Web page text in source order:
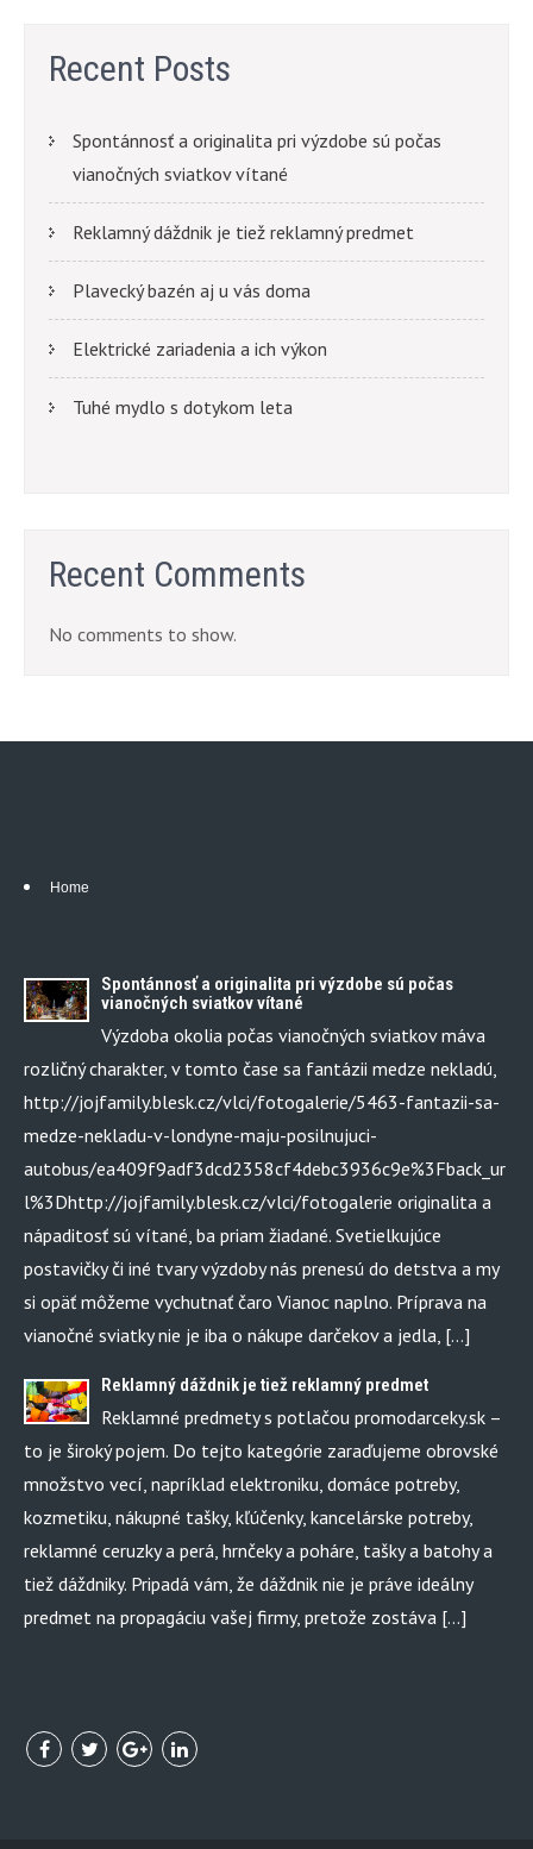
Recent Posts
Spontánnosť a originalita pri výzdobe sú počas
vianočných sviatkov vítané
Reklamný dáždnik je tiež reklamný predmet
Plavecký bazén aj u vás doma
Elektrické zariadenia a ich výkon
Tuhé mydlo s dotykom leta
Recent Comments
No comments to show.
Home
Spontánnosť a originalita pri výzdobe sú počas
vianočných sviatkov vítané
Výzdoba okolia počas vianočných sviatkov máva
rozličný charakter, v tomto čase sa fantázii medze nekladú,
http://jojfamily.blesk.cz/vlci/fotogalerie/5463-fantazii-sa-
medze-nekladu-v-londyne-maju-posilnujuci-
autobus/ea409f9adf3dcd2358cf4debc3936c9e%3Fback_ur
l%3Dhttp://jojfamily.blesk.cz/vlci/fotogalerie originalita a
nápaditosť sú vítané, ba priam žiadané. Svetielkujúce
postavičky či iné tvary výzdoby nás prenesú do detstva a my
si opäť môžeme vychutnať čaro Vianoc naplno. Príprava na
vianočné sviatky nie je iba o nákupe darčekov a jedla, […]
Reklamný dáždnik je tiež reklamný predmet
Reklamné predmety s potlačou promodarceky.sk –
to je široký pojem. Do tejto kategórie zaraďujeme obrovské
množstvo vecí, napríklad elektroniku, domáce potreby,
kozmetiku, nákupné tašky, kľúčenky, kancelárske potreby,
reklamné ceruzky a perá, hrnčeky a poháre, tašky a batohy a
tiež dáždniky. Pripadá vám, že dáždnik nie je práve ideálny
predmet na propagáciu vašej firmy, pretože zostáva […]